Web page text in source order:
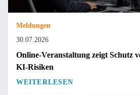
Meldungen
30.07.2026
Online-Veranstaltung zeigt Schutz
KI-Risiken
WEITERLESEN